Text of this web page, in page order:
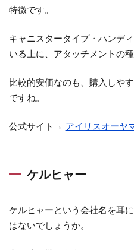
特徴です。
キャニスタータイプ・ハンデ
いる上に、アタッチメントの種
比較的安価なのも、購入しや
ですね。
公式サイト→ アイリスオーヤ
ケルヒャー
ケルヒャーという会社名を耳
はないでしょうか。